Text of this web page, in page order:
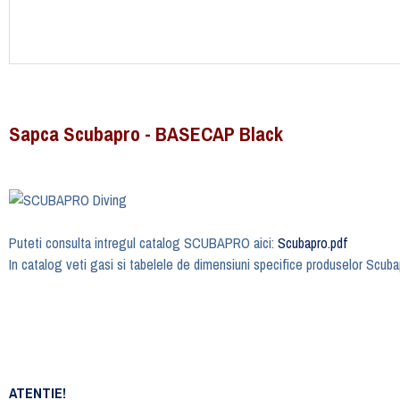
Sapca Scubapro - BASECAP Black
Puteti consulta intregul catalog SCUBAPRO aici: Scubapro.pdf
In catalog veti gasi si tabelele de dimensiuni specifice produselor
ATENTIE!